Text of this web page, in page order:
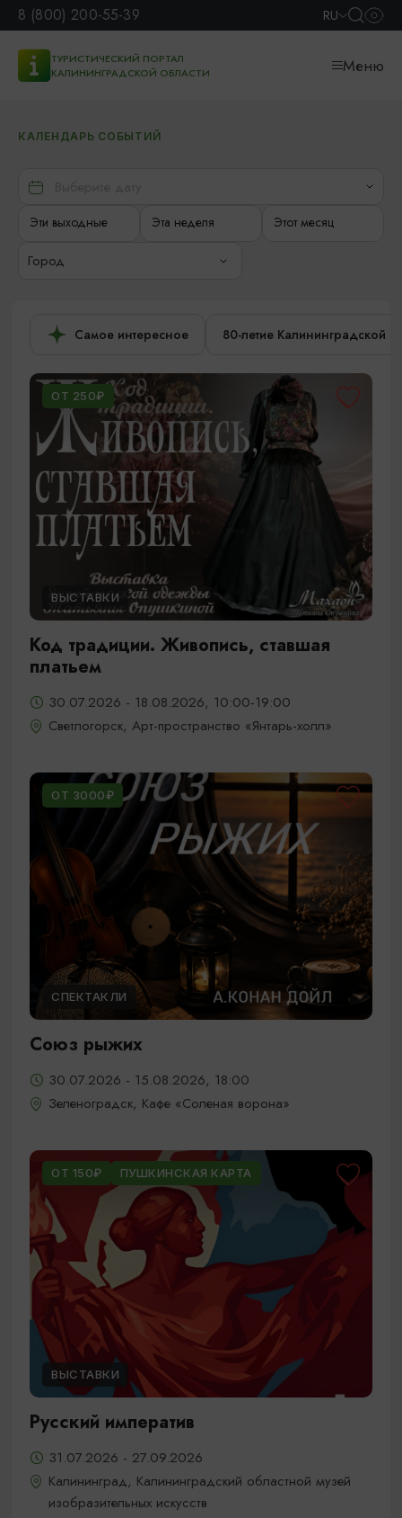
8 (800) 200-55-39 RU
ТУРИСТИЧЕСКИЙ ПОРТАЛ
КАЛИНИНГРАДСКОЙ ОБЛАСТИ
Меню
КАЛЕНДАРЬ СОБЫТИЙ
Эти выходные Эта неделя Этот месяц
Город
Самое интересное 80-летие Калининградской
ОТ 250₽
ВЫСТАВКИ
Код традиции. Живопись, ставшая
платьем
30.07.2026 - 18.08.2026, 10:00-19:00
Светлогорск, Арт-пространство «Янтарь-холл»
ОТ 3000₽
СПЕКТАКЛИ
Союз рыжих
30.07.2026 - 15.08.2026, 18:00
Зеленоградск, Кафе «Соленая ворона»
ОТ 150₽ ПУШКИНСКАЯ КАРТА
ВЫСТАВКИ
Русский императив
31.07.2026 - 27.09.2026
Калининград, Калининградский областной музей
изобразительных искусств